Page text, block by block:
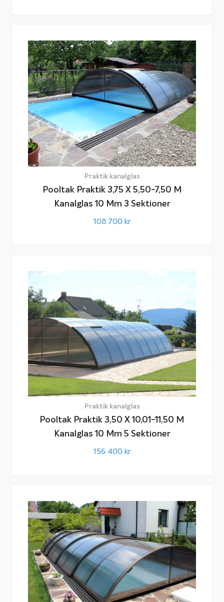
Praktik kanalglas
Pooltak Praktik 3,75 X 5,50-7,50 M
Kanalglas 10 Mm 3 Sektioner
108 700 kr
Praktik kanalglas
Pooltak Praktik 3,50 X 10,01-11,50 M
Kanalglas 10 Mm 5 Sektioner
156 400 kr